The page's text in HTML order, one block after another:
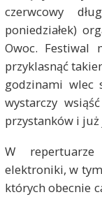
czerwcowy
poniedziałek)
Owoc. Festiwal
przyklasnąć
godzinami wlec
wystarczy
przystanków i
W
elektroniki, w
których obecnie